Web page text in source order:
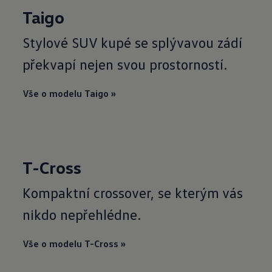
Taigo
Stylové SUV kupé se splývavou zádí
překvapí nejen svou prostorností.
Vše o modelu Taigo »
T-Cross
Kompaktní crossover, se kterým vás
nikdo nepřehlédne.
Vše o modelu T-Cross »